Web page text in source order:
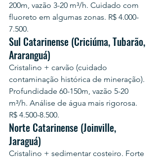
200m, vazão 3-20 m³/h. Cuidado com
fluoreto em algumas zonas. R$ 4.000-
7.500.
Sul Catarinense (Criciúma, Tubarão,
Araranguá)
Cristalino + carvão (cuidado
contaminação histórica de mineração).
Profundidade 60-150m, vazão 5-20
m³/h. Análise de água mais rigorosa.
R$ 4.500-8.500.
Norte Catarinense (Joinville,
Jaraguá)
Cristalino + sedimentar costeiro. Forte